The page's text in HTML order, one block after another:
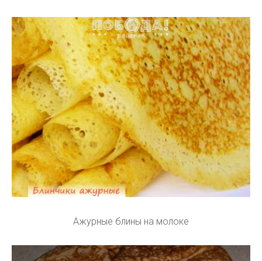
Ажурные блины на молоке